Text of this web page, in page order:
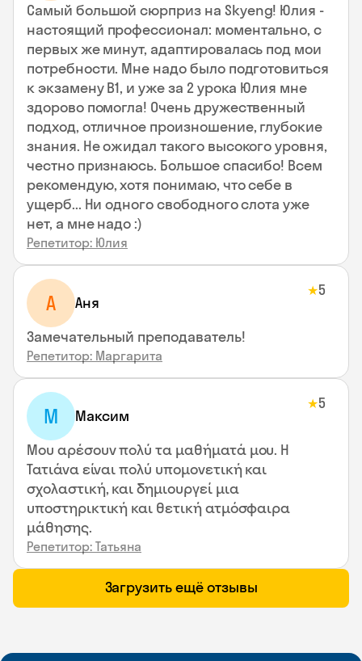
Самый большой сюрприз на Skyeng! Юлия -
настоящий профессионал: моментально, с
первых же минут, адаптировалась под мои
потребности. Мне надо было подготовиться
к экзамену В1, и уже за 2 урока Юлия мне
здорово помогла! Очень дружественный
подход, отличное произношение, глубокие
знания. Не ожидал такого высокого уровня,
честно признаюсь. Большое спасибо! Всем
рекомендую, хотя понимаю, что себе в
ущерб... Ни одного свободного слота уже
нет, а мне надо :)
Репетитор: Юлия
А Аня
★5
Замечательный преподаватель!
Репетитор: Маргарита
М Максим
★5
Μου αρέσουν πολύ τα μαθήματά μου. Η
Τατιάνα είναι πολύ υπομονετική και
σχολαστική, και δημιουργεί μια
υποστηρικτική και θετική ατμόσφαιρα
μάθησης.
Репетитор: Татьяна
Загрузить ещё отзывы